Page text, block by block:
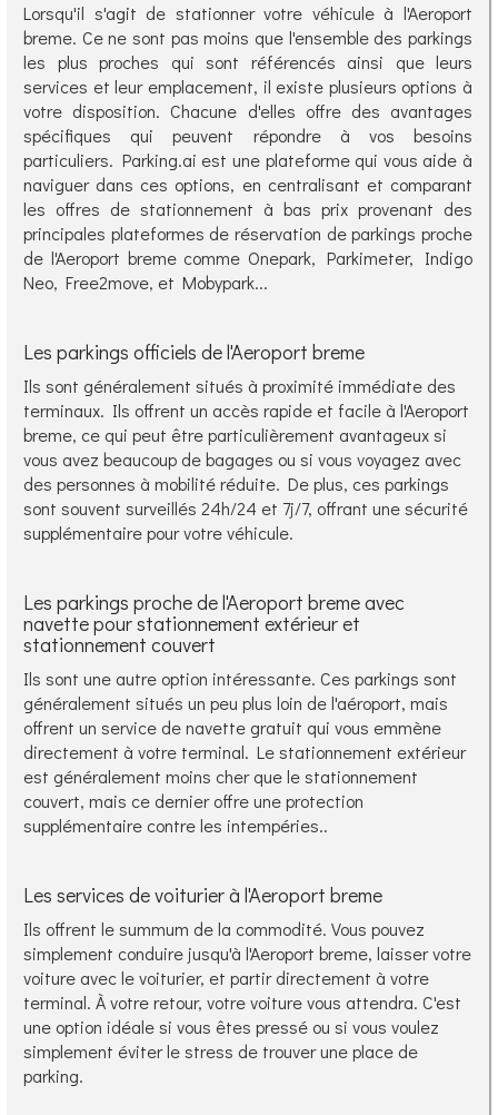
Lorsqu'il s'agit de stationner votre véhicule à l'Aeroport
breme. Ce ne sont pas moins que l'ensemble des parkings
les plus proches qui sont référencés ainsi que leurs
services et leur emplacement, il existe plusieurs options à
votre disposition. Chacune d'elles offre des avantages
spécifiques qui peuvent répondre à vos besoins
particuliers. Parking.ai est une plateforme qui vous aide à
naviguer dans ces options, en centralisant et comparant
les offres de stationnement à bas prix provenant des
principales plateformes de réservation de parkings proche
de l'Aeroport breme comme Onepark, Parkimeter, Indigo
Neo, Free2move, et Mobypark...
Les parkings officiels de l'Aeroport breme
Ils sont généralement situés à proximité immédiate des
terminaux. Ils offrent un accès rapide et facile à l'Aeroport
breme, ce qui peut être particulièrement avantageux si
vous avez beaucoup de bagages ou si vous voyagez avec
des personnes à mobilité réduite. De plus, ces parkings
sont souvent surveillés 24h/24 et 7j/7, offrant une sécurité
supplémentaire pour votre véhicule.
Les parkings proche de l'Aeroport breme avec
navette pour stationnement extérieur et
stationnement couvert
Ils sont une autre option intéressante. Ces parkings sont
généralement situés un peu plus loin de l'aéroport, mais
offrent un service de navette gratuit qui vous emmène
directement à votre terminal. Le stationnement extérieur
est généralement moins cher que le stationnement
couvert, mais ce dernier offre une protection
supplémentaire contre les intempéries..
Les services de voiturier à l'Aeroport breme
Ils offrent le summum de la commodité. Vous pouvez
simplement conduire jusqu'à l'Aeroport breme, laisser votre
voiture avec le voiturier, et partir directement à votre
terminal. À votre retour, votre voiture vous attendra. C'est
une option idéale si vous êtes pressé ou si vous voulez
simplement éviter le stress de trouver une place de
parking.